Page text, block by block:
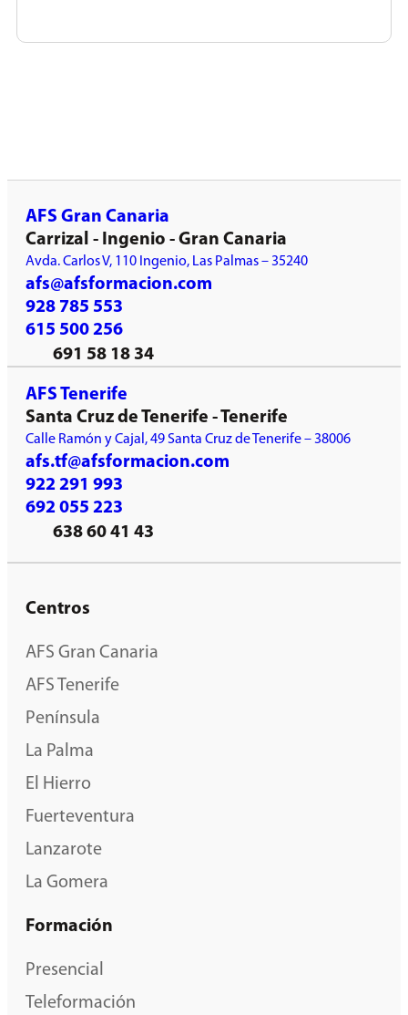
AFS Gran Canaria
Carrizal - Ingenio - Gran Canaria
Avda. Carlos V, 110 Ingenio, Las Palmas – 35240
afs@afsformacion.com
928 785 553
615 500 256
691 58 18 34
AFS Tenerife
Santa Cruz de Tenerife - Tenerife
Calle Ramón y Cajal, 49 Santa Cruz de Tenerife – 38006
afs.tf@afsformacion.com
922 291 993
692 055 223
638 60 41 43
Centros
AFS Gran Canaria
AFS Tenerife
Península
La Palma
El Hierro
Fuerteventura
Lanzarote
La Gomera
Formación
Presencial
Teleformación